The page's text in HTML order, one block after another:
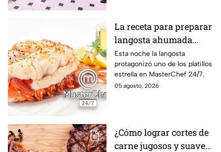
La receta para preparar
langosta ahumada
como en MasterChef
24/7
Esta noche la langosta
protagonizó uno de los platillos
estrella en MasterChef 24/7.
05 agosto, 2026
¿Cómo lograr cortes de
carne jugosos y suaves